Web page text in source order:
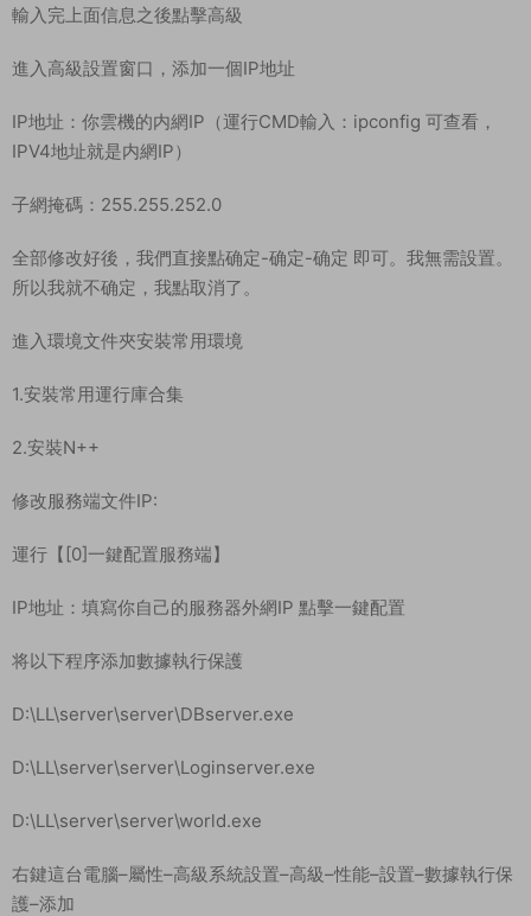
輸入完上面信息之後點擊高級
進入高級設置窗口，添加一個IP地址
IP地址：你雲機的内網IP（運行CMD輸入：ipconfig 可查看，
IPV4地址就是内網IP）
子網掩碼：255.255.252.0
全部修改好後，我們直接點确定-确定-确定 即可。我無需設置。
所以我就不确定，我點取消了。
進入環境文件夾安裝常用環境
1.安裝常用運行庫合集
2.安裝N++
修改服務端文件IP:
運行【[0]一鍵配置服務端】
IP地址：填寫你自己的服務器外網IP 點擊一鍵配置
将以下程序添加數據執行保護
D:\LL\server\server\DBserver.exe
D:\LL\server\server\Loginserver.exe
D:\LL\server\server\world.exe
右鍵這台電腦–屬性–高級系統設置–高級–性能–設置–數據執行保
護–添加